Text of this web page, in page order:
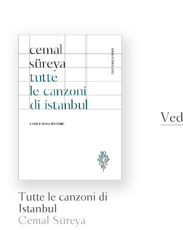
Tutte le canzoni di
Istanbul
Cemal Süreya